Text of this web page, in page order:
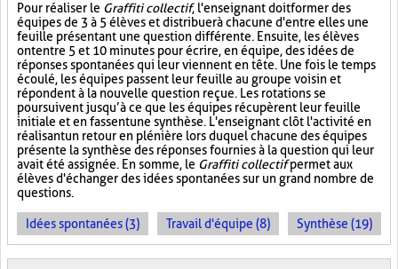
Pour réaliser le Graffiti collectif, l'enseignant doit former des
équipes de 3 à 5 élèves et distribuer à chacune d'entre elles une
feuille présentant une question différente. Ensuite, les élèves
ont entre 5 et 10 minutes pour écrire, en équipe, des idées de
réponses spontanées qui leur viennent en tête. Une fois le temps
écoulé, les équipes passent leur feuille au groupe voisin et
répondent à la nouvelle question reçue. Les rotations se
poursuivent jusqu’à ce que les équipes récupèrent leur feuille
initiale et en fassent une synthèse. L'enseignant clôt l'activité en
réalisant un retour en plénière lors duquel chacune des équipes
présente la synthèse des réponses fournies à la question qui leur
avait été assignée. En somme, le Graffiti collectifpermet aux
élèves d'échanger des idées spontanées sur un grand nombre de
questions.
Idées spontanées (3) Travail d'équipe (8) Synthèse (19)